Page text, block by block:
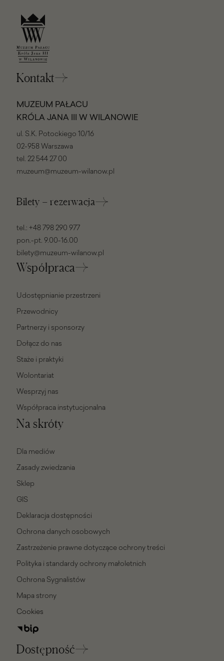
Kontakt
MUZEUM PAŁACU
KRÓLA JANA III W WILANOWIE
ul. S.K. Potockiego 10/16
02-958 Warszawa
tel. 22 544 27 00
muzeum@muzeum-wilanow.pl
Bilety – rezerwacja
tel.: +48 798 290 977
pon.-pt. 9.00-16.00
bilety@muzeum-wilanow.pl
Współpraca
Udostępnianie przestrzeni
Przewodnicy
Partnerzy i sponsorzy
Dołącz do nas
Staże i praktyki
Wolontariat
Wesprzyj nas
Współpraca instytucjonalna
Na skróty
Dla mediów
Zasady zwiedzania
Sklep
GIS
Deklaracja dostępności
Ochrona danych osobowych
Zastrzeżenie prawne dotyczące ochrony treści
Polityka i standardy ochrony małoletnich
Ochrona Sygnalistów
Mapa strony
Cookies
Dostępność